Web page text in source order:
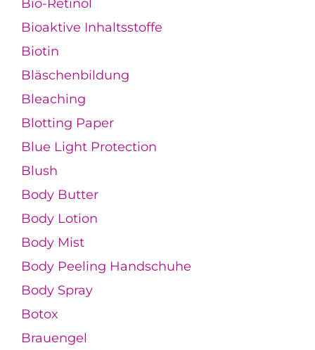
Bio-Retinol
Bioaktive Inhaltsstoffe
Biotin
Bläschenbildung
Bleaching
Blotting Paper
Blue Light Protection
Blush
Body Butter
Body Lotion
Body Mist
Body Peeling Handschuhe
Body Spray
Botox
Brauengel